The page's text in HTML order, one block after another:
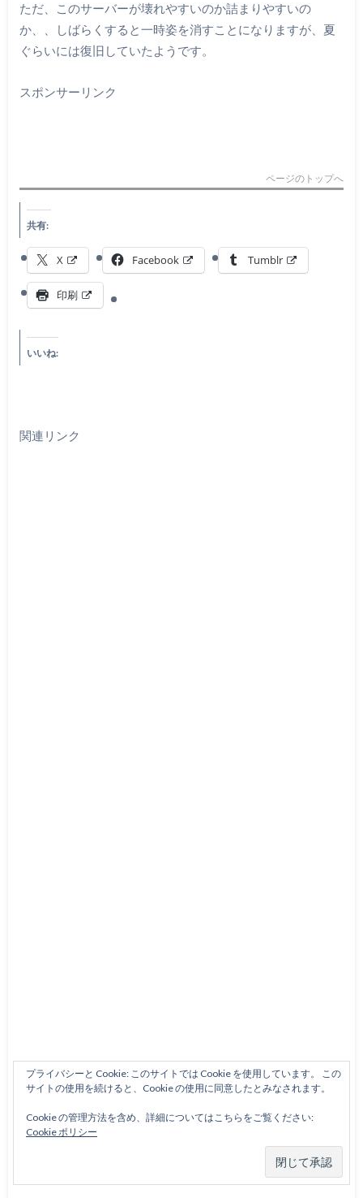
ただ、このサーバーが壊れやすいのか詰まりやすいの
か、、しばらくすると一時姿を消すことになりますが、夏
ぐらいには復旧していたようです。
スポンサーリンク
ページのトップへ
共有:
X Facebook Tumblr
印刷
いいね:
関連リンク
プライバシーと Cookie: このサイトでは Cookie を使用しています。 この
サイトの使用を続けると、Cookie の使用に同意したとみなされます。
Cookie の管理方法を含め、詳細についてはこちらをご覧ください:
Cookie ポリシー